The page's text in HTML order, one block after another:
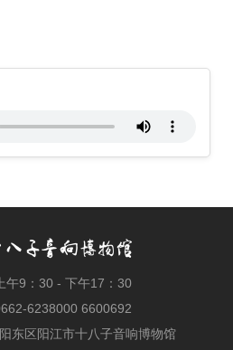
午9：30 - 下午17：30
6238000 6600692
东区阳江市十八子音响博物馆